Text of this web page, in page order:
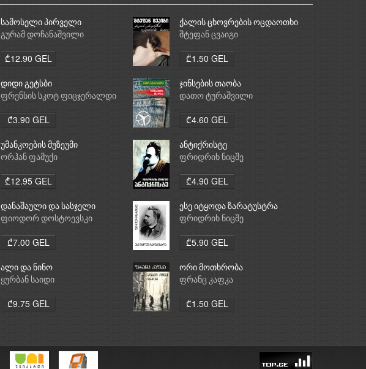
სამოსელი პირველი
გურამ დოჩანაშვილი
₾12.90 GEL
ქალის ცხოვრების ოცდაოთხი
საათი
შტეფან ცვაიგი
₾1.50 GEL
დიდი გეტსბი
ფრენსის სკოტ ფიცჯერალდი
₾3.90 GEL
ჯინსების თაობა
დათო ტურაშვილი
₾4.60 GEL
უმანკოების მუზეუმი
ორჰან ფამუქი
₾12.95 GEL
ანტიქრისტე
ფრიდრიხ ნიცშე
₾4.90 GEL
დანაშაული და სასჯელი
ფიოდორ დოსტოევსკი
₾7.00 GEL
ესე იტყოდა ზარატუსტრა
ფრიდრიხ ნიცშე
₾5.90 GEL
ალი და ნინო
ყურბან საიდი
₾9.75 GEL
ორი მოთხრობა
ფრანც კაფკა
₾1.50 GEL